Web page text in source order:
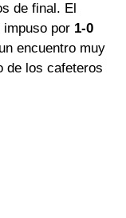
de final. El
impuso por 1-0
encuentro muy
de los cafeteros